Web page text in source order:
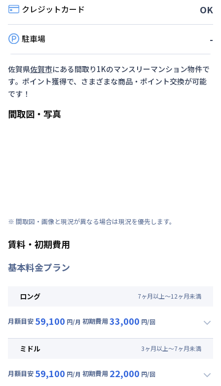
クレジットカード OK
駐車場 -
佐賀県佐賀市にある間取り1Kのマンスリーマンション物件で
す。ポイント獲得で、さまざまな商品・ポイント交換が可能
です！
間取図・写真
※ 間取図・画像と現況が異なる場合は現況を優先します。
賃料・初期費用
基本料金プラン
ロング 7ヶ月以上～12ヶ月未満
月額目安 59,100 円/月 初期費用 33,000 円/回
月額賃料目安(30日利用)
光熱費他 : 21,000円/月 (700円/日) (税抜)
ミドル 3ヶ月以上～7ヶ月未満
月額目安 59,100 円/月 初期費用 22,000 円/回